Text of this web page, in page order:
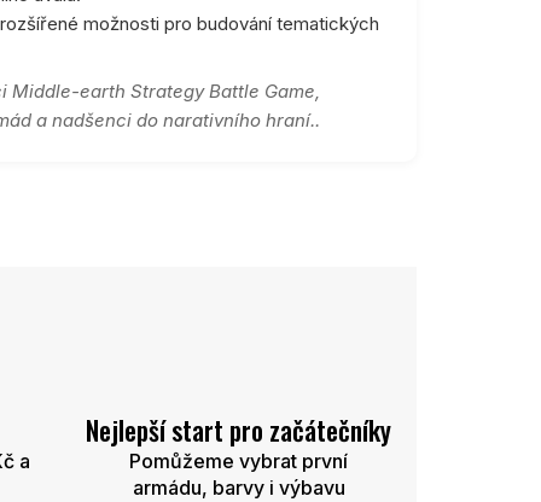
možnosti pro budování tematických
Middle-earth Strategy Battle Game,
a nadšenci do narativního hraní..
a
Nejlepší start pro začátečníky
Pomůžeme vybrat první
armádu, barvy i výbavu